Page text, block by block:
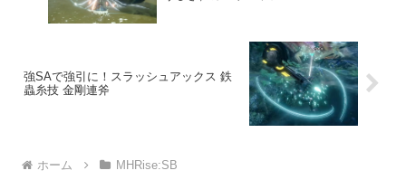
強SAで強引に！スラッシュアックス 鉄
蟲糸技 金剛連斧
ホーム MHRise:SB